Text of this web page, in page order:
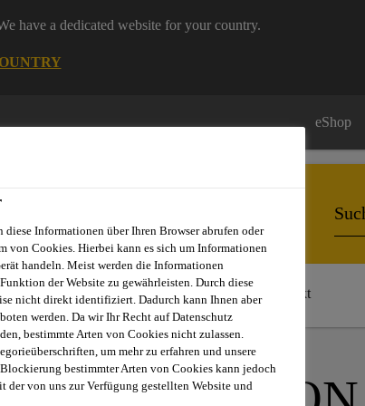
have a dedicated website for your country.
eShop
Sika Brands Ansprechpartner Kontakt
diese Informationen über Ihren Browser abrufen oder
von Cookies. Hierbei kann es sich um Informationen
handeln. Meist werden die Informationen
der Website zu gewährleisten. Durch diese
nicht direkt identifiziert. Dadurch kann Ihnen aber
werden. Da wir Ihr Recht auf Datenschutz
bestimmte Arten von Cookies nicht zulassen.
um mehr zu erfahren und unsere
bestimmter Arten von Cookies kann jedoch
der von uns zur Verfügung gestellten Website und